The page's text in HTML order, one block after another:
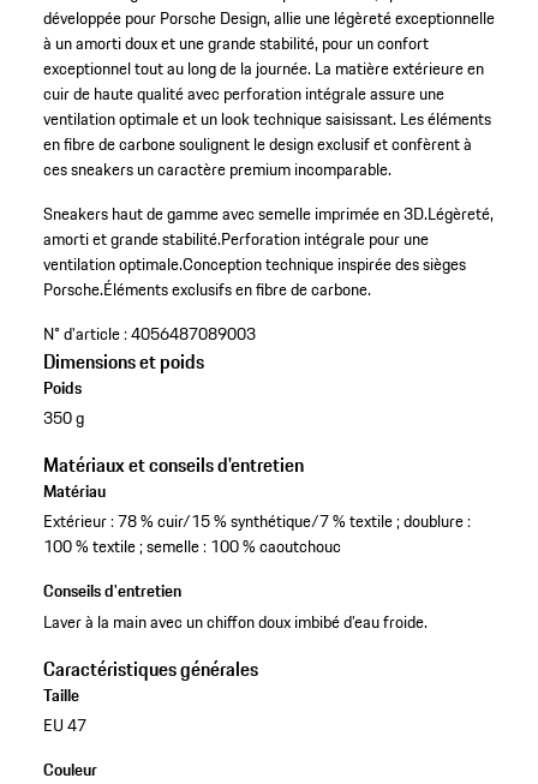
développée pour Porsche Design, allie une légèreté exceptionnelle
à un amorti doux et une grande stabilité, pour un confort
exceptionnel tout au long de la journée. La matière extérieure en
cuir de haute qualité avec perforation intégrale assure une
ventilation optimale et un look technique saisissant. Les éléments
en fibre de carbone soulignent le design exclusif et confèrent à
ces sneakers un caractère premium incomparable.
Sneakers haut de gamme avec semelle imprimée en 3D.Légèreté,
amorti et grande stabilité.Perforation intégrale pour une
ventilation optimale.Conception technique inspirée des sièges
Porsche.Éléments exclusifs en fibre de carbone.
N° d'article :4056487089003
Dimensions et poids
Poids
350 g
Matériaux et conseils d'entretien
Matériau
Extérieur : 78 % cuir/15 % synthétique/7 % textile ; doublure :
100 % textile ; semelle : 100 % caoutchouc
Conseils d'entretien
Laver à la main avec un chiffon doux imbibé d’eau froide.
Caractéristiques générales
Taille
EU 47
Couleur